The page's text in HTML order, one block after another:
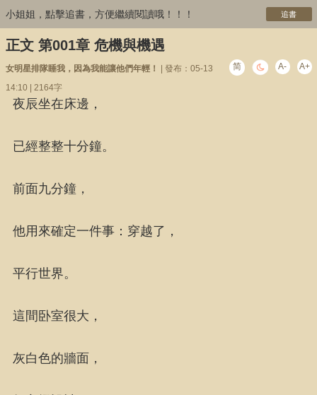
小姐姐，點擊追書，方便繼續閱讀哦！！！ 追書
正文 第001章 危機與機遇
女明星排隊睡我，因為我能讓他們年輕！
| 發布：05-13
14:10 | 2164字
简 A- A+
夜辰坐在床邊，
已經整整十分鐘。
前面九分鐘，
他用來確定一件事：穿越了，
平行世界。
這間卧室很大，
灰白色的牆面，